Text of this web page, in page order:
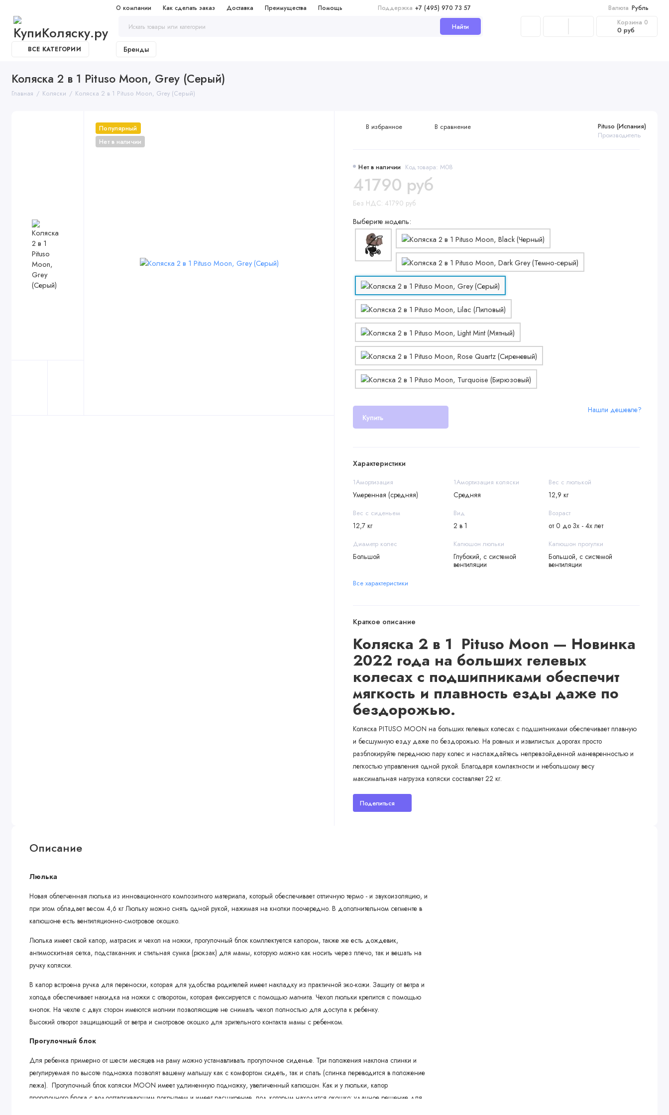
О компании Как сделать заказ Доставка Преимущества Помощь Поддержка +7 (495) 970 73 57 Валюта Рубль
Найти Корзина 0
0 руб
ВСЕ КАТЕГОРИИ Бренды
Коляска 2 в 1 Pituso Moon, Grey (Серый)
Главная Коляски Коляска 2 в 1 Pituso Moon, Grey (Серый)
Популярный
Нет в наличии
Нет в наличии Код товара: M08
Pituso (Испания)
Производитель
41790 руб
Без НДС: 41790 руб
Выберите модель:
Купить
Нашли дешевле?
В избранное В сравнение
Характеристики
1Амортизация
Умеренная (средняя)
1Амортизация коляски
Средняя
Вес с люлькой
12,9 кг
Вес с сиденьем
12,7 кг
Вид
2 в 1
Возраст
от 0 до 3х - 4х лет
Диаметр колес
Большой
Капюшон люльки
Глубокий, с системой
вентиляции
Капюшон прогулки
Большой, с системой
вентиляции
Все характеристики
Краткое описание
Коляска 2 в 1 Pituso Moon — Новинка
2022 года на больших гелевых
колесах с подшипниками обеспечит
мягкость и плавность езды даже по
бездорожью.
Коляска PITUSO MOON на больших гелевых колесах с подшипниками обеспечивает плавную
и бесшумную езду даже по бездорожью. На ровных и извилистых дорогах просто
разблокируйте переднюю пару колес и наслаждайтесь непревзойденной маневренностью и
легкостью управления одной рукой. Благодаря компактности и небольшому весу
максимальная нагрузка коляски составляет 22 кг.
Поделиться
Описание
Люлька
Новая облегченная люлька из инновационного композитного материала, который обеспечивает отличную термо - и звукоизоляцию, и
при этом обладает весом 4,6 кг Люльку можно снять одной рукой, нажимая на кнопки поочередно. В дополнительном сегменте в
капюшоне есть вентиляционно-смотровое окошко.
Люлька имеет свой капор, матрасик и чехол на ножки, прогулочный блок комплектуется капором, также же есть дождевик,
антимоскитная сетка, подстаканник и стильная сумка (рюкзак) для мамы, которую можно как носить через плечо, так и вешать на
ручку коляски.
В капор встроена ручка для переноски, которая для удобства родителей имеет накладку из практичной эко-кожи. Защиту от ветра и
холода обеспечивает накидка на ножки с отворотом, которая фиксируется с помощью магнита. Чехол люльки крепится с помощью
кнопок. На чехле с двух сторон имеются молнии позволяющие не снимать чехол полностью для доступа к ребенку.
Высокий отворот защищающий от ветра и смотровое окошко для зрительного контакта мамы с ребенком.
Прогулочный блок
Для ребенка примерно от шести месяцев на раму можно устанавливать прогулочное сиденье. Три положения наклона спинки и
регулируемая по высоте подножка позволят вашему малышу как с комфортом сидеть, так и спать (спинка переводится в положение
лежа). Прогулочный блок коляски MOON имеет удлиненную подножку, увеличенный капюшон. Как и у люльки, капор
прогулочного блока с водоотталкивающим покрытием и имеет расширение, под которым находится окошко: удачное решение для